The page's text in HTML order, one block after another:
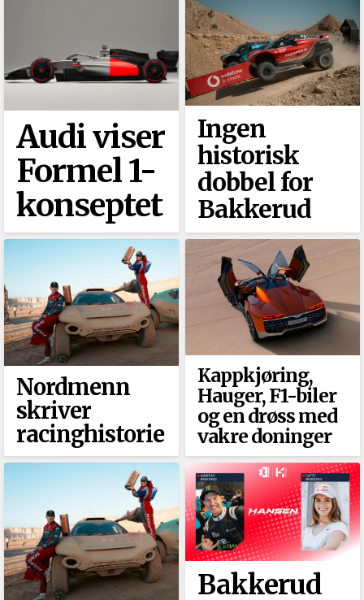
Audi viser
Formel 1-
konseptet
Ingen
historisk
dobbel for
Bakkerud
Nordmenn
skriver
racinghistorie
Kappkjøring,
Hauger, F1-biler
og en drøss med
vakre doninger
Bakkerud